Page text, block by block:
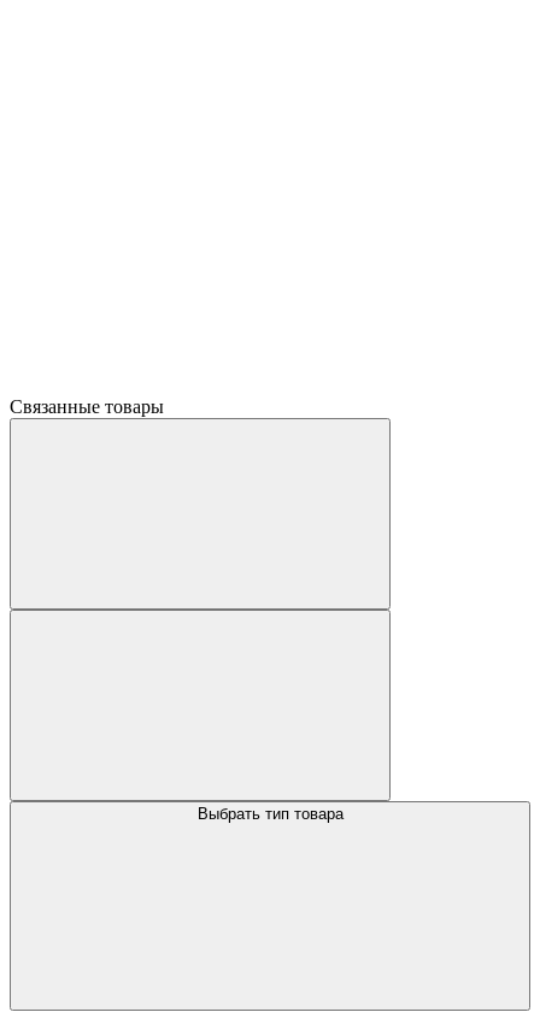
Связанные товары
Выбрать тип товара